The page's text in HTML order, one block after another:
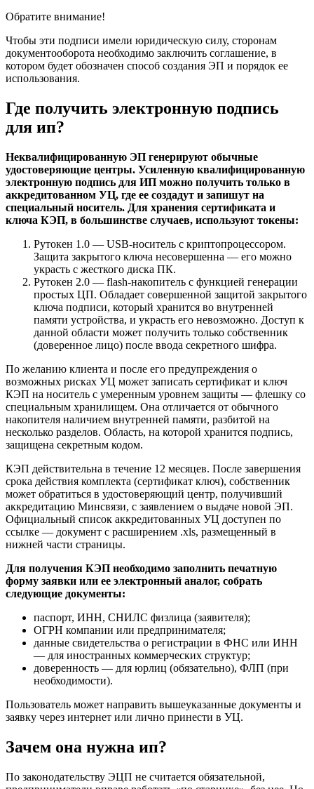
Обратите внимание!
Чтобы эти подписи имели юридическую силу, сторонам
документооборота необходимо заключить соглашение, в
котором будет обозначен способ создания ЭП и порядок ее
использования.
Где получить электронную подпись
для ип?
Неквалифицированную ЭП генерируют обычные
удостоверяющие центры. Усиленную квалифицированную
электронную подпись для ИП можно получить только в
аккредитованном УЦ, где ее создадут и запишут на
специальный носитель. Для хранения сертификата и
ключа КЭП, в большинстве случаев, используют токены:
Рутокен 1.0 — USB-носитель с криптопроцессором.
Защита закрытого ключа несовершенна — его можно
украсть с жесткого диска ПК.
Рутокен 2.0 — flash-накопитель с функцией генерации
простых ЦП. Обладает совершенной защитой закрытого
ключа подписи, который хранится во внутренней
памяти устройства, и украсть его невозможно. Доступ к
данной области может получить только собственник
(доверенное лицо) после ввода секретного шифра.
По желанию клиента и после его предупреждения о
возможных рисках УЦ может записать сертификат и ключ
КЭП на носитель с умеренным уровнем защиты — флешку со
специальным хранилищем. Она отличается от обычного
накопителя наличием внутренней памяти, разбитой на
несколько разделов. Область, на которой хранится подпись,
защищена секретным кодом.
КЭП действительна в течение 12 месяцев. После завершения
срока действия комплекта (сертификат ключ), собственник
может обратиться в удостоверяющий центр, получивший
аккредитацию Минсвязи, с заявлением о выдаче новой ЭП.
Официальный список аккредитованных УЦ доступен по
ссылке — документ с расширением .xls, размещенный в
нижней части страницы.
Для получения КЭП необходимо заполнить печатную
форму заявки или ее электронный аналог, собрать
следующие документы:
паспорт, ИНН, СНИЛС физлица (заявителя);
ОГРН компании или предпринимателя;
данные свидетельства о регистрации в ФНС или ИНН
— для иностранных коммерческих структур;
доверенность — для юрлиц (обязательно), ФЛП (при
необходимости).
Пользователь может направить вышеуказанные документы и
заявку через интернет или лично принести в УЦ.
Зачем она нужна ип?
По законодательству ЭЦП не считается обязательной,